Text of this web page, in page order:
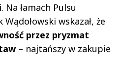
łamach Pulsu
wskazał, że
przez pryzmat
– najtańszy w zakupie